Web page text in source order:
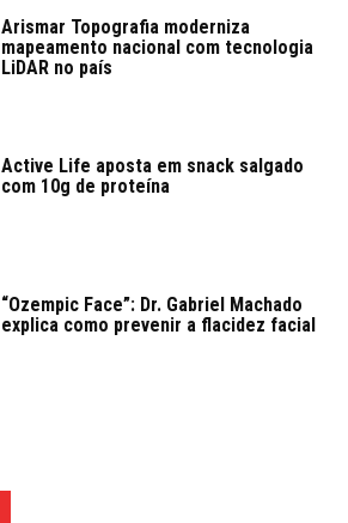
Arismar Topografia moderniza
mapeamento nacional com tecnologia
LiDAR no país
Active Life aposta em snack salgado
com 10g de proteína
“Ozempic Face”: Dr. Gabriel Machado
explica como prevenir a flacidez facial